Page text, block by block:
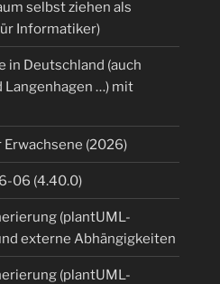
selbst ziehen als
Informatiker)
Deutschland (auch
Langenhagen …) mit
Erwachsene (2026)
06 (4.40.0)
(plantUML-
externe Abhängigkeiten
(plantUML-